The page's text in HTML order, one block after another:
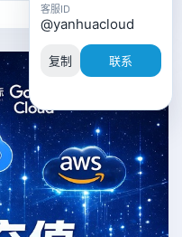
客服ID
@yanhuacloud
复制 联系